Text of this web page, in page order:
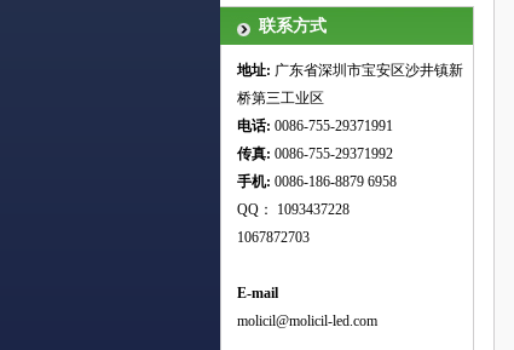
联系方式
地址: 广东省深圳市宝安区沙井镇新
桥第三工业区
电话: 0086-755-29371991
传真: 0086-755-29371992
手机: 0086-186-8879 6958
QQ： 1093437228
1067872703
E-mail
molicil@molicil-led.com